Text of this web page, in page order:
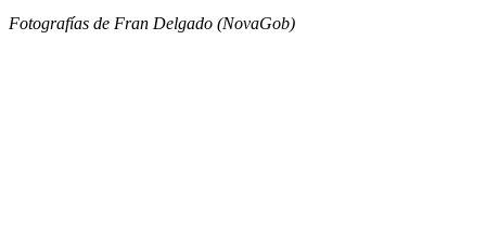
Fotografías de Fran Delgado (NovaGob)